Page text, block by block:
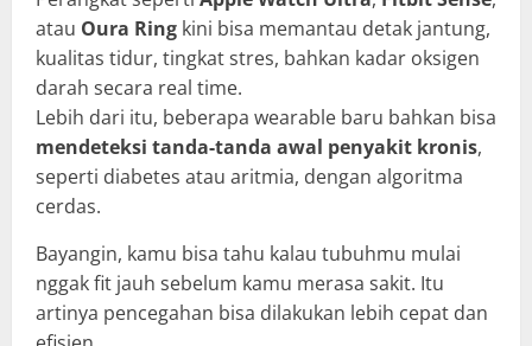
atau Oura Ring kini bisa memantau detak jantung,
kualitas tidur, tingkat stres, bahkan kadar oksigen
darah secara real time.
Lebih dari itu, beberapa wearable baru bahkan bisa
mendeteksi tanda-tanda awal penyakit kronis,
seperti diabetes atau aritmia, dengan algoritma
cerdas.
Bayangin, kamu bisa tahu kalau tubuhmu mulai
nggak fit jauh sebelum kamu merasa sakit. Itu
artinya pencegahan bisa dilakukan lebih cepat dan